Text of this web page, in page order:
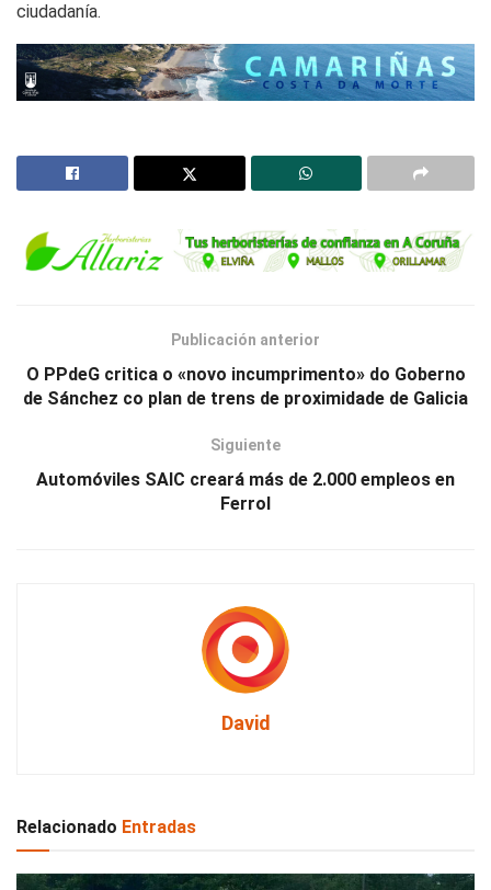
ciudadanía.
Publicación anterior
O PPdeG critica o «novo incumprimento» do Goberno
de Sánchez co plan de trens de proximidade de Galicia
Siguiente
Automóviles SAIC creará más de 2.000 empleos en
Ferrol
David
Relacionado Entradas